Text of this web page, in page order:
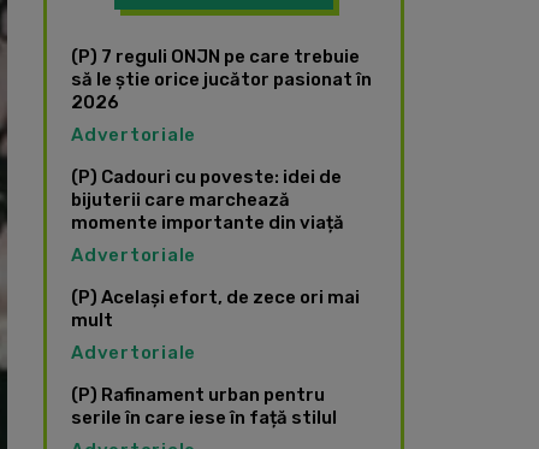
(P) 7 reguli ONJN pe care trebuie
să le știe orice jucător pasionat în
2026
Advertoriale
(P) Cadouri cu poveste: idei de
bijuterii care marchează
momente importante din viață
Advertoriale
(P) Același efort, de zece ori mai
mult
Advertoriale
(P) Rafinament urban pentru
serile în care iese în față stilul